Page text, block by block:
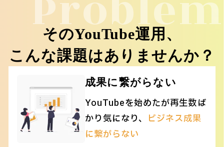
そのYouTube運用、
こんな課題はありませんか？
成果に繋がらない
YouTubeを始めたが再生数ば
かり気になり、 ビジネス成果
に繋がらない